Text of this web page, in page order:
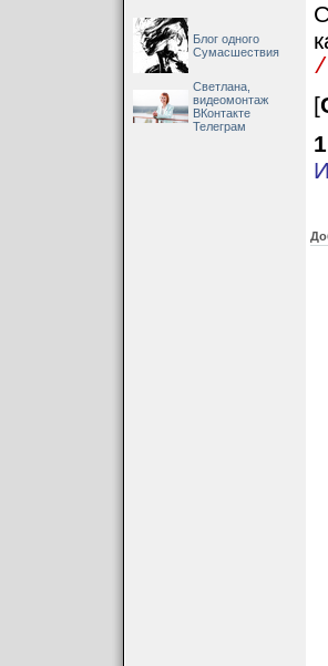
Блог одного
Сумасшествия
Светлана,
видеомонтаж
ВКонтакте
Телеграм
/
[
1